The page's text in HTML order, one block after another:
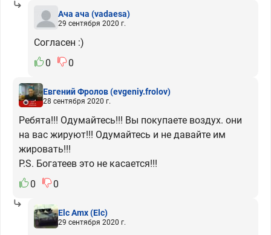
Ача ача (vadaesa)
29 сентября 2020 г.
Согласен :)
0
0
Евгений Фролов(evgeniy.frolov)
28 сентября 2020 г.
Ребята!!! Одумайтесь!!! Вы покупаете воздух. они
на вас жируют!!! Одумайтесь и не давайте им
жировать!!!
Р.S. Богатеев это не касается!!!
0
0
Elc Amx(Elc)
29 сентября 2020 г.